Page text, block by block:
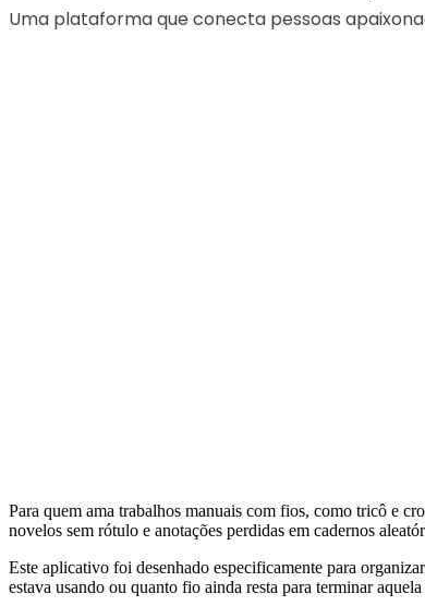
Uma plataforma que conecta pessoas
Para quem ama trabalhos manuais com fios, como tricô e
novelos sem rótulo e anotações perdidas em cadernos
Este aplicativo foi desenhado especificamente para
estava usando ou quanto fio ainda resta para terminar